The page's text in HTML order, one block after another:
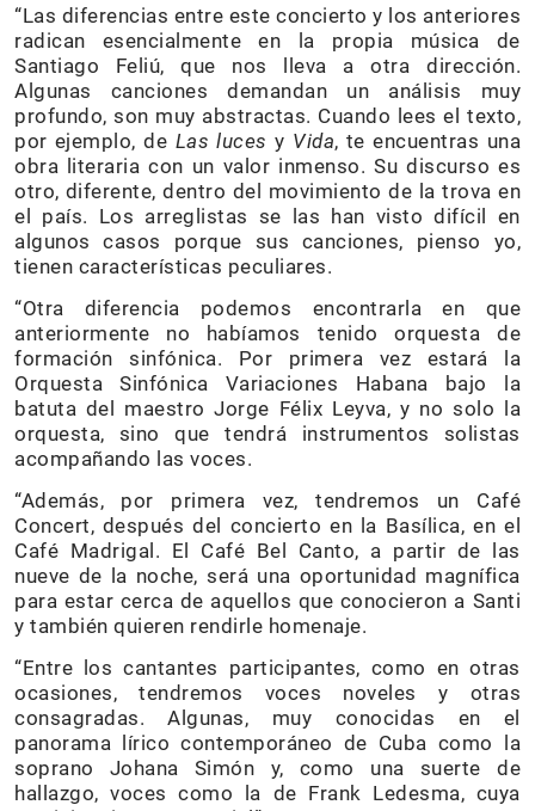
“Las diferencias entre este concierto y los anteriores
radican esencialmente en la propia música de
Santiago Feliú, que nos lleva a otra dirección.
Algunas canciones demandan un análisis muy
profundo, son muy abstractas. Cuando lees el texto,
por ejemplo, de Las luces y Vida, te encuentras una
obra literaria con un valor inmenso. Su discurso es
otro, diferente, dentro del movimiento de la trova en
el país. Los arreglistas se las han visto difícil en
algunos casos porque sus canciones, pienso yo,
tienen características peculiares.
“Otra diferencia podemos encontrarla en que
anteriormente no habíamos tenido orquesta de
formación sinfónica. Por primera vez estará la
Orquesta Sinfónica Variaciones Habana bajo la
batuta del maestro Jorge Félix Leyva, y no solo la
orquesta, sino que tendrá instrumentos solistas
acompañando las voces.
“Además, por primera vez, tendremos un Café
Concert, después del concierto en la Basílica, en el
Café Madrigal. El Café Bel Canto, a partir de las
nueve de la noche, será una oportunidad magnífica
para estar cerca de aquellos que conocieron a Santi
y también quieren rendirle homenaje.
“Entre los cantantes participantes, como en otras
ocasiones, tendremos voces noveles y otras
consagradas. Algunas, muy conocidas en el
panorama lírico contemporáneo de Cuba como la
soprano Johana Simón y, como una suerte de
hallazgo, voces como la de Frank Ledesma, cuya